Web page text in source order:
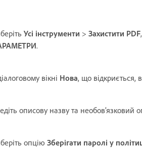
Усі інструменти > Захистити PDF
.
вікні Нова, що відкриється,
описову назву та необов’язковий
опцію Зберігати паролі у